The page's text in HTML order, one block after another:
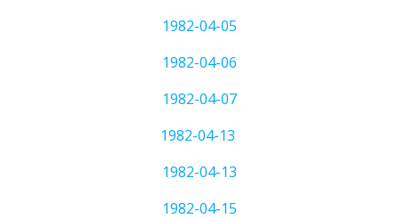
1982-04-05
1982-04-06
1982-04-07
1982-04-13
1982-04-13
1982-04-15